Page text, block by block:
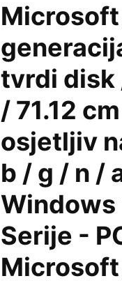
Microsoft
tvrdi disk
/ 71.12
osjetljiv
b / g / n /
Windows
Serije -
Microsoft